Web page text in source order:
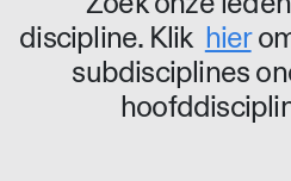
discipline. Klik hier
subdisciplines